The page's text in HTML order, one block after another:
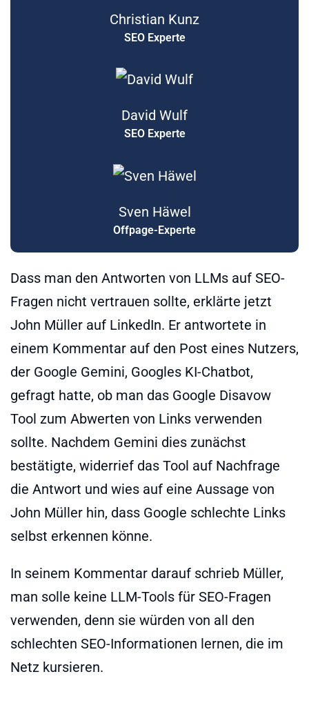
Christian Kunz
SEO Experte
David Wulf
SEO Experte
Sven Häwel
Offpage-Experte
Dass man den Antworten von LLMs auf SEO-
Fragen nicht vertrauen sollte, erklärte jetzt
John Müller auf LinkedIn. Er antwortete in
einem Kommentar auf den Post eines Nutzers,
der Google Gemini, Googles KI-Chatbot,
gefragt hatte, ob man das Google Disavow
Tool zum Abwerten von Links verwenden
sollte. Nachdem Gemini dies zunächst
bestätigte, widerrief das Tool auf Nachfrage
die Antwort und wies auf eine Aussage von
John Müller hin, dass Google schlechte Links
selbst erkennen könne.
In seinem Kommentar darauf schrieb Müller,
man solle keine LLM-Tools für SEO-Fragen
verwenden, denn sie würden von all den
schlechten SEO-Informationen lernen, die im
Netz kursieren.